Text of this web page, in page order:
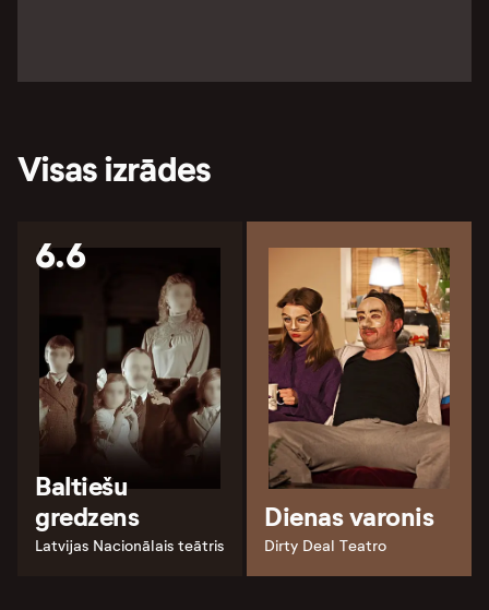
Visas izrādes
6.6
Baltiešu
gredzens
Latvijas Nacionālais teātris
Dienas varonis
Dirty Deal Teatro